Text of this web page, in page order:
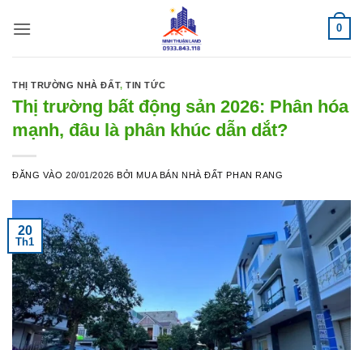
qua
0
THỊ TRƯỜNG NHÀ ĐẤT,TIN TỨC
Thị trường bất động sản 2026: Phân hóa
mạnh, đâu là phân khúc dẫn dắt?
ĐĂNG VÀO20/01/2026 BỞI MUA BÁN NHÀ ĐẤT PHAN RANG
20
Th1